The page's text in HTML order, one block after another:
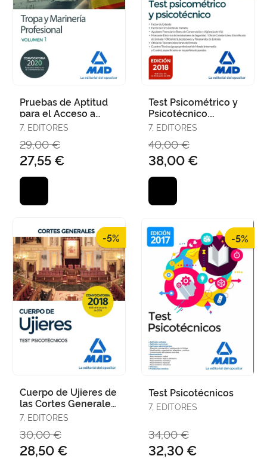
Pruebas de Aptitud
para el Acceso a
Tropa y Marinería
Profesional. Volumen
1
7, EDITORES
29,00 €
27,55 €
Test Psicométrico y
Psicotécnico.
Administrador de
Infraestructuras
Ferroviarias
7, EDITORES
40,00 €
38,00 €
-5%
Cuerpo de Ujieres de
las Cortes Generales.
Test Psicotécnicos
7, EDITORES
30,00 €
28,50 €
-5%
Test Psicotécnicos
7, EDITORES
34,00 €
32,30 €